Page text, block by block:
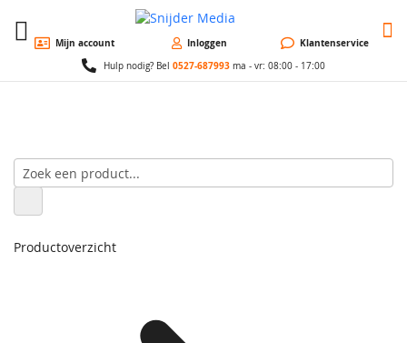
Mijn account Inloggen Klantenservice
Hulp nodig? Bel 0527-687993 ma - vr: 08:00 - 17:00
Productoverzicht